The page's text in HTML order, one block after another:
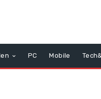
PC Mobile